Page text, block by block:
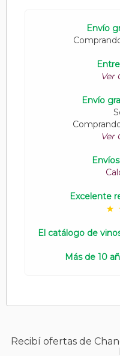
Envío
Ver
Envío
Ver
Excelente
El catálogo de
Más de 10
Recibí ofertas de